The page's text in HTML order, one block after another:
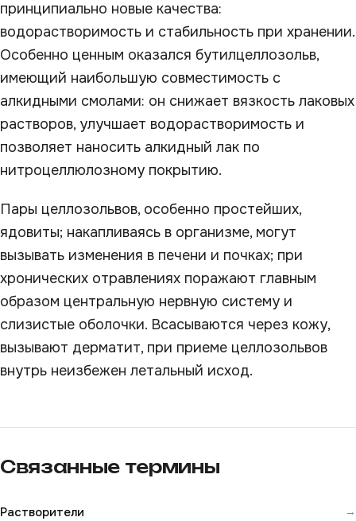
принципиально новые качества:
водорастворимость и стабильность при хранении.
Особенно ценным оказался бутилцеллозольв,
имеющий наибольшую совместимость с
алкидными смолами: он снижает вязкость лаковых
растворов, улучшает водорастворимость и
позволяет наносить алкидный лак по
нитроцеллюлозному покрытию.
Пары целлозольвов, особенно простейших,
ядовиты; накапливаясь в организме, могут
вызывать изменения в печени и почках; при
хронических отравлениях поражают главным
образом центральную нервную систему и
слизистые оболочки. Всасываются через кожу,
вызывают дерматит, при приеме целлозольвов
внутрь неизбежен летальный исход.
Связанные термины
Растворители →